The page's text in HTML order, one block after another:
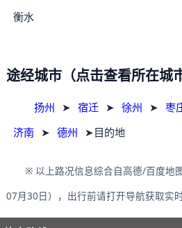
衡水
途经城市（点击查看所在城
扬州 ➤ 宿迁 ➤ 徐州 ➤ 枣
济南
➤ 德州 ➤目的地
※ 以上路况信息综合自高德/百度地
07月30日），出行前请打开导航获取实时